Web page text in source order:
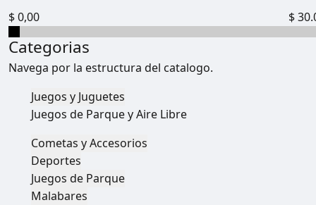
$ 0,00
$
Categorias
Navega por la estructura del catalogo.
Juegos y Juguetes
Juegos de Parque y Aire Libre
Cometas y Accesorios
Deportes
Juegos de Parque
Malabares